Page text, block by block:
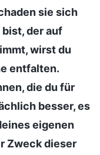
sie sich
der auf
wirst du
entfalten.
die du für
besser, es
eigenen
Zweck dieser